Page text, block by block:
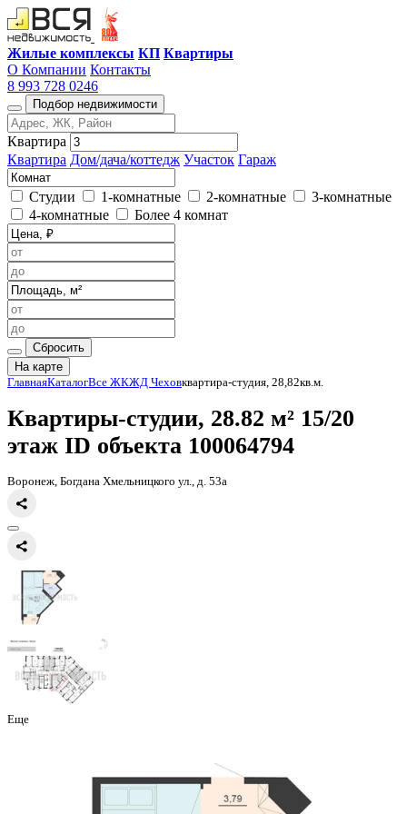
Жилые комплексы КП Квартиры
О Компании Контакты
8 993 728 0246
Подбор недвижимости
Квартира
Квартира Дом/дача/коттедж Участок Гараж
Студии 1-комнатные 2-комнатные
3-комнатные
4-комнатные
Более 4 комнат
Сбросить
На карте
Главная КаталогВсе ЖКЖД Чехов
Квартиры-студии, 28.82 м²
этаж
Воронеж, Богдана Хмельницкого ул., д. 53а